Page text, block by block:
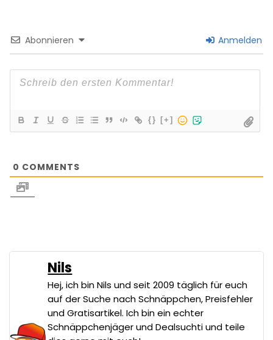
Abonnieren Anmelden
{} [+]
0 COMMENTS
Nils
Hej, ich bin Nils und seit 2009 täglich für euch
auf der Suche nach Schnäppchen, Preisfehler
und Gratisartikel. Ich bin ein echter
Schnäppchenjäger und Dealsuchti und teile